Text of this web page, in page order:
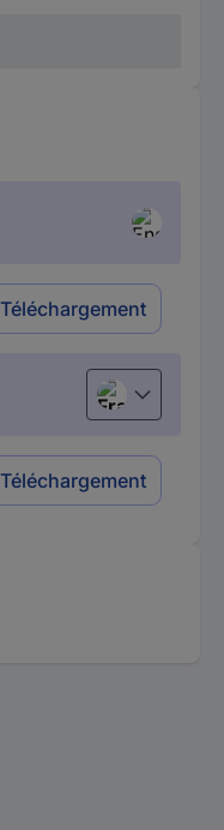
Téléchargement
Français
Téléchargement